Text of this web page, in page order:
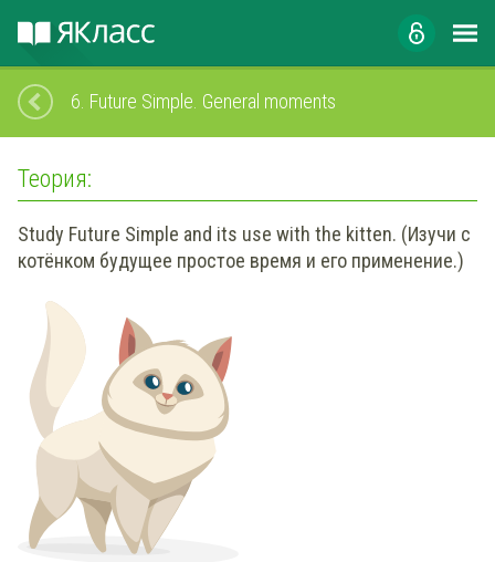
6. Future Simple. General moments
Теория:
Study Future Simple and its use with the kitten. (Изучи с
котёнком будущее простое время и его применение.)